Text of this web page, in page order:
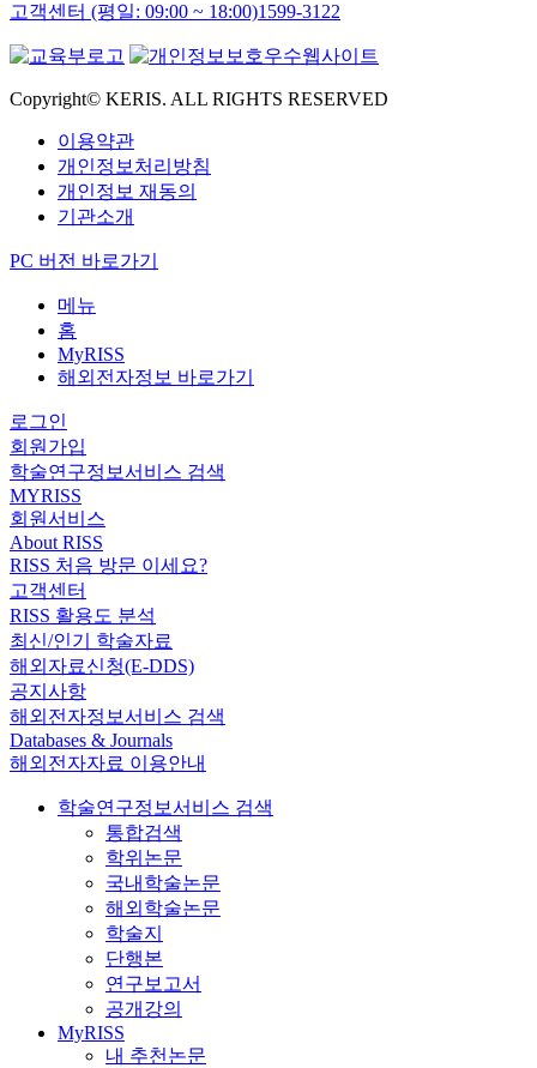
고객센터 (평일: 09:00 ~ 18:00)1599-3122
Copyright© KERIS. ALL RIGHTS RESERVED
이용약관
개인정보처리방침
개인정보 재동의
기관소개
PC 버전 바로가기
메뉴
홈
MyRISS
해외전자정보 바로가기
로그인
회원가입
학술연구정보서비스 검색
MYRISS
회원서비스
About RISS
RISS 처음 방문 이세요?
고객센터
RISS 활용도 분석
최신/인기 학술자료
해외자료신청(E-DDS)
공지사항
해외전자정보서비스 검색
Databases & Journals
해외전자자료 이용안내
학술연구정보서비스 검색
통합검색
학위논문
국내학술논문
해외학술논문
학술지
단행본
연구보고서
공개강의
MyRISS
내 추천논문